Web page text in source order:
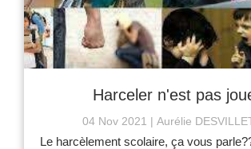
Harceler n'est pas
04 Nov 2021 Aurélie
Le harcèlement scolaire, ça vous